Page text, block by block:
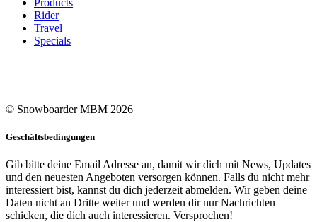
Rider
Travel
Specials
© Snowboarder MBM 2026
Geschäftsbedingungen
Gib bitte deine Email Adresse an, damit wir dich mit News, Updates
und den neuesten Angeboten versorgen können. Falls du nicht mehr
interessiert bist, kannst du dich jederzeit abmelden. Wir geben deine
Daten nicht an Dritte weiter und werden dir nur Nachrichten
schicken, die dich auch interessieren. Versprochen!